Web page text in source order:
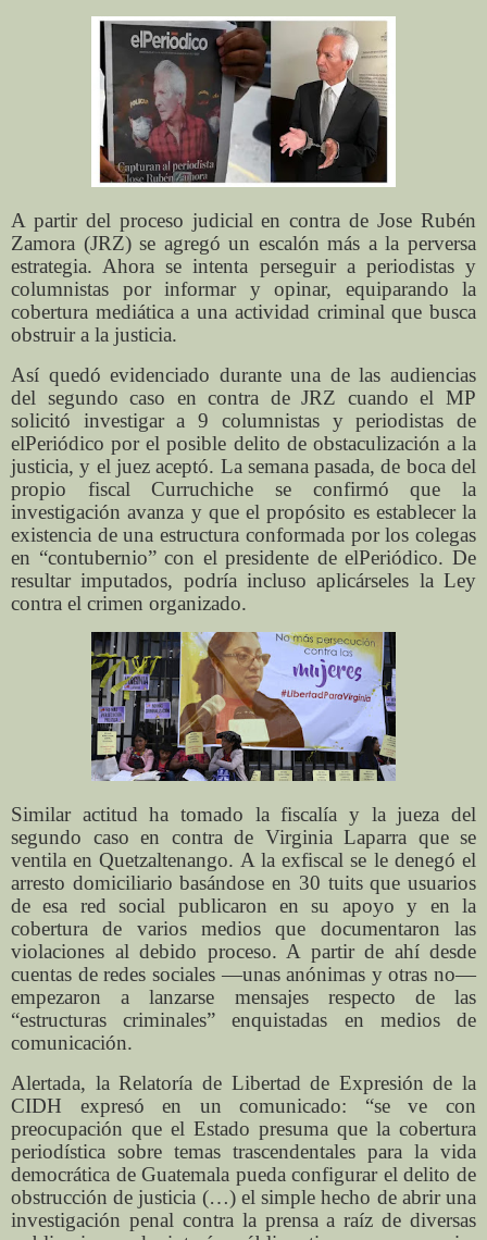
A partir del proceso judicial en contra de Jose Rubén
Zamora (JRZ) se agregó un escalón más a la perversa
estrategia. Ahora se intenta perseguir a periodistas y
columnistas por informar y opinar, equiparando la
cobertura mediática a una actividad criminal que busca
obstruir a la justicia.
Así quedó evidenciado durante una de las audiencias
del segundo caso en contra de JRZ cuando el MP
solicitó investigar a 9 columnistas y periodistas de
elPeriódico por el posible delito de obstaculización a la
justicia, y el juez aceptó. La semana pasada, de boca del
propio fiscal Curruchiche se confirmó que la
investigación avanza y que el propósito es establecer la
existencia de una estructura conformada por los colegas
en “contubernio” con el presidente de elPeriódico. De
resultar imputados, podría incluso aplicárseles la Ley
contra el crimen organizado.
Similar actitud ha tomado la fiscalía y la jueza del
segundo caso en contra de Virginia Laparra que se
ventila en Quetzaltenango. A la exfiscal se le denegó el
arresto domiciliario basándose en 30 tuits que usuarios
de esa red social publicaron en su apoyo y en la
cobertura de varios medios que documentaron las
violaciones al debido proceso. A partir de ahí desde
cuentas de redes sociales —unas anónimas y otras no—
empezaron a lanzarse mensajes respecto de las
“estructuras criminales” enquistadas en medios de
comunicación.
Alertada, la Relatoría de Libertad de Expresión de la
CIDH expresó en un comunicado: “se ve con
preocupación que el Estado presuma que la cobertura
periodística sobre temas trascendentales para la vida
democrática de Guatemala pueda configurar el delito de
obstrucción de justicia (…) el simple hecho de abrir una
investigación penal contra la prensa a raíz de diversas